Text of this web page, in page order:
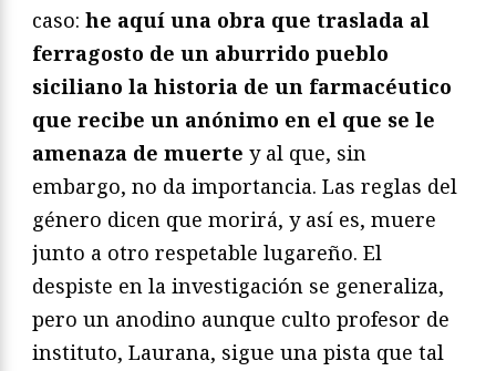
caso: he aquí una obra que traslada al
ferragosto de un aburrido pueblo
siciliano la historia de un farmacéutico
que recibe un anónimo en el que se le
amenaza de muerte y al que, sin
embargo, no da importancia. Las reglas del
género dicen que morirá, y así es, muere
junto a otro respetable lugareño. El
despiste en la investigación se generaliza,
pero un anodino aunque culto profesor de
instituto, Laurana, sigue una pista que tal